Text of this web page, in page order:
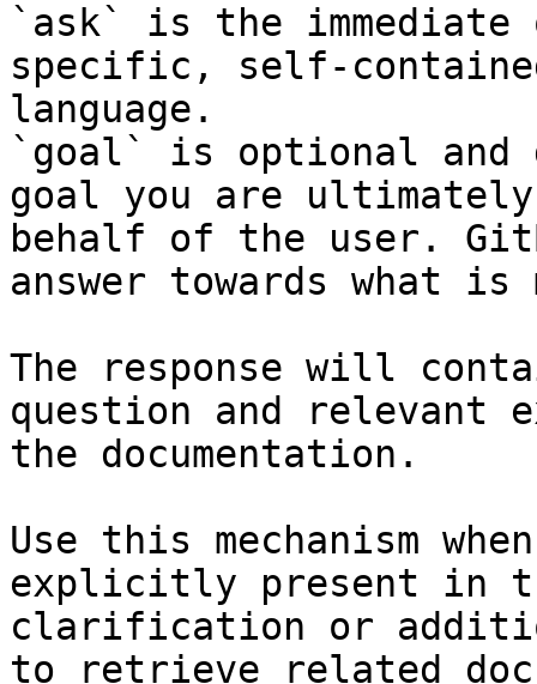
`ask` is the
specific, self-
language.
`goal` is optional and
goal you are
behalf of the user.
answer towards what
The response will
question and relevant
the documentation.
Use this mechanism
explicitly present in
clarification or